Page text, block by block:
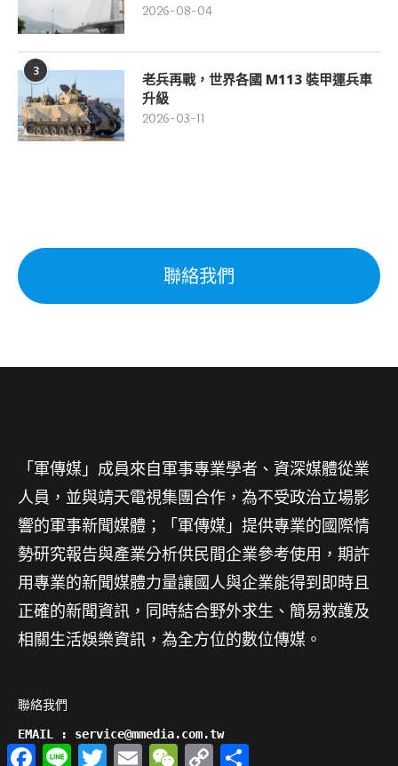
2026-08-04
3
老兵再戰，世界各國 M113 裝甲運兵車
升級
2026-03-11
聯絡我們
「軍傳媒」成員來自軍事專業學者、資深媒體從業
人員，並與靖天電視集團合作，為不受政治立場影
響的軍事新聞媒體；「軍傳媒」提供專業的國際情
勢研究報告與產業分析供民間企業參考使用，期許
用專業的新聞媒體力量讓國人與企業能得到即時且
正確的新聞資訊，同時結合野外求生、簡易救護及
相關生活娛樂資訊，為全方位的數位傳媒。
聯絡我們
EMAIL : service@mmedia.com.tw
Facebook
Line TwitterEmail WeChat
Copy